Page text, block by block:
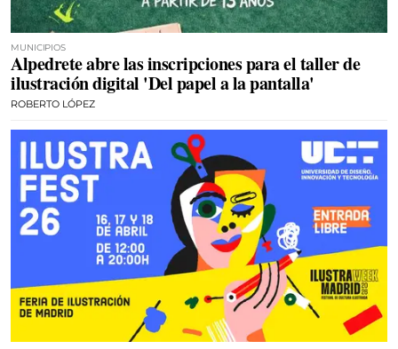
MUNICIPIOS
Alpedrete abre las inscripciones para el taller de
ilustración digital 'Del papel a la pantalla'
ROBERTO LÓPEZ